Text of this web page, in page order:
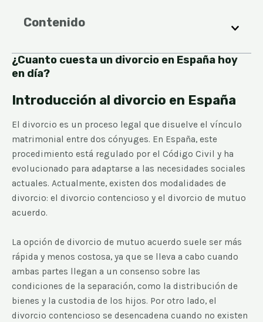
Contenido
¿Cuanto cuesta un divorcio en España hoy
en día?
Introducción al divorcio en España
El divorcio es un proceso legal que disuelve el vínculo
matrimonial entre dos cónyuges. En España, este
procedimiento está regulado por el Código Civil y ha
evolucionado para adaptarse a las necesidades sociales
actuales. Actualmente, existen dos modalidades de
divorcio: el divorcio contencioso y el divorcio de mutuo
acuerdo.
La opción de divorcio de mutuo acuerdo suele ser más
rápida y menos costosa, ya que se lleva a cabo cuando
ambas partes llegan a un consenso sobre las
condiciones de la separación, como la distribución de
bienes y la custodia de los hijos. Por otro lado, el
divorcio contencioso se desencadena cuando no existen